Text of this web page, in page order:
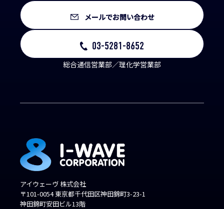
メールでお問い合わせ
03-5281-8652
総合通信営業部／理化学営業部
アイウェーヴ 株式会社
〒101-0054 東京都千代田区神田錦町3-23-1
神田錦町安田ビル13階